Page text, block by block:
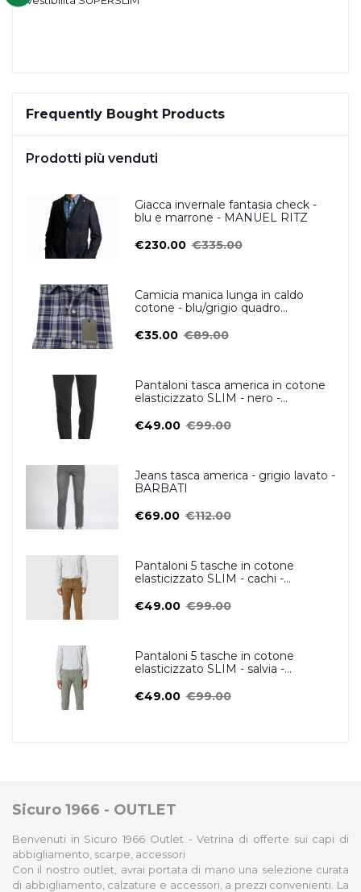
Frequently Bought Products
Prodotti più venduti
Giacca invernale fantasia check -
blu e marrone - MANUEL RITZ
€230.00 €335.00
Camicia manica lunga in caldo
cotone - blu/grigio quadro
€35.00 €89.00
Pantaloni tasca america in cotone
elasticizzato SLIM - nero -
€49.00 €99.00
Jeans tasca america - grigio lavato -
BARBATI
€69.00 €112.00
Pantaloni 5 tasche in cotone
elasticizzato SLIM - cachi -
€49.00 €99.00
Pantaloni 5 tasche in cotone
elasticizzato SLIM - salvia -
€49.00 €99.00
Sicuro 1966 - OUTLET
Benvenuti in Sicuro 1966 Outlet - Vetrina di offerte sui capi di
abbigliamento, scarpe, accessori
Con il nostro outlet, avrai portata di mano una selezione curata
di abbigliamento, calzature e accessori, a prezzi convenienti. La